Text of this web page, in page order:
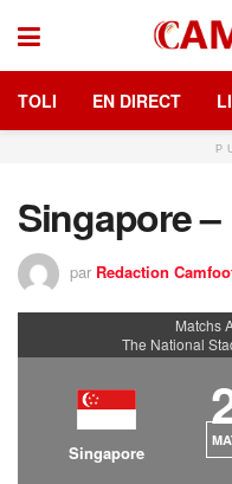
TOLI EN DIRECT
Singapore
par Redaction
Matchs
The National
Singapore